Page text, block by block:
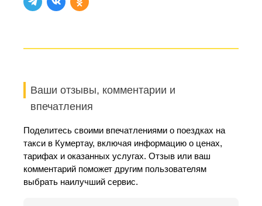
Ваши отзывы, комментарии и
впечатления
Поделитесь своими впечатлениями о поездках на
такси в Кумертау, включая информацию о ценах,
тарифах и оказанных услугах. Отзыв или ваш
комментарий поможет другим пользователям
выбрать наилучший сервис.